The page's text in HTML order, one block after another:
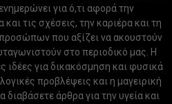
για ό,τι αφορά την
τις σχέσεις, την καριέρα και τη
που αξίζει να ακουστούν
στο περιοδικό μας. Η
ιδέες για δικακόσμηση και φυσικά
προβλέψεις και η μαγειρική
διαβάσετε άρθρα για την υγεία και